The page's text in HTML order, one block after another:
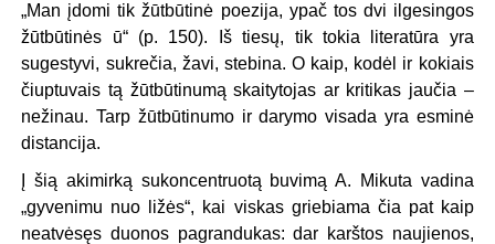
„Man įdomi tik žūtbūtinė poezija, ypač tos dvi ilgesingos
žūtbūtinės ū“ (p. 150). Iš tiesų, tik tokia literatūra yra
sugestyvi, sukrečia, žavi, stebina. O kaip, kodėl ir kokiais
čiuptuvais tą žūtbūtinumą skaitytojas ar kritikas jaučia –
nežinau. Tarp žūtbūtinumo ir darymo visada yra esminė
distancija.
Į šią akimirką sukoncentruotą buvimą A. Mikuta vadina
„gyvenimu nuo ližės“, kai viskas griebiama čia pat kaip
neatvėsęs duonos pagrandukas: dar karštos naujienos,